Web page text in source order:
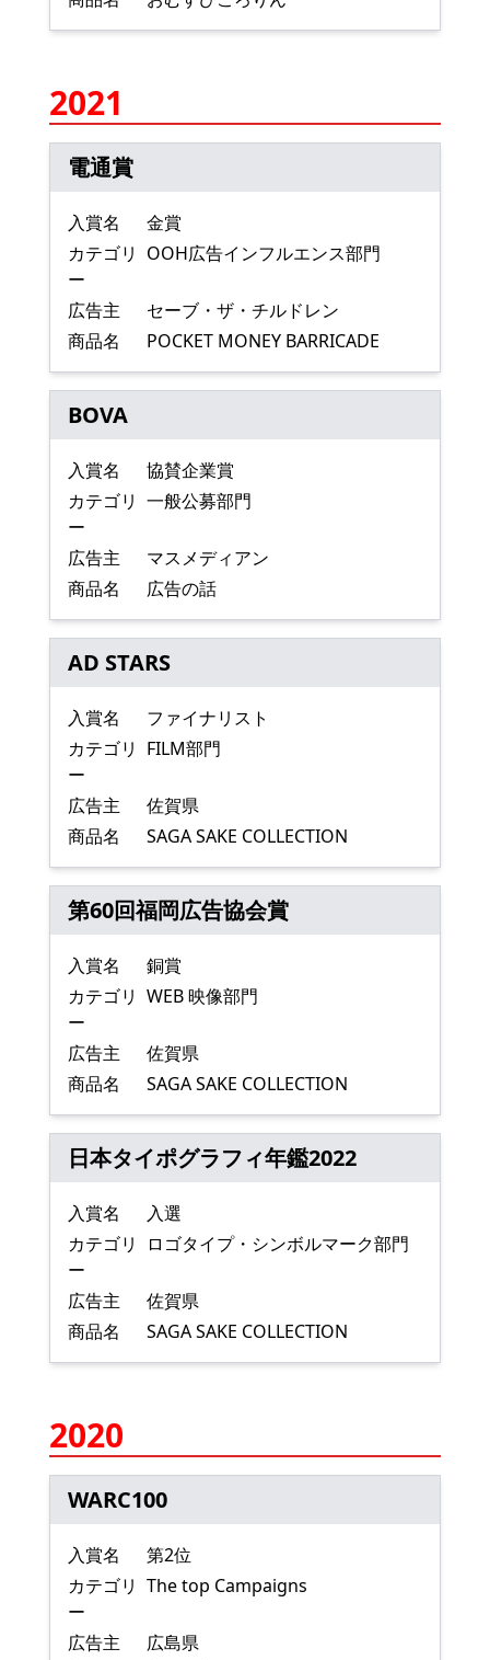
2021
電通賞
入賞名
金賞
カテゴリ
ー
OOH広告インフルエンス部門
広告主
セーブ・ザ・チルドレン
商品名
POCKET MONEY BARRICADE
BOVA
入賞名
協賛企業賞
カテゴリ
ー
一般公募部門
広告主
マスメディアン
商品名
広告の話
AD STARS
入賞名
ファイナリスト
カテゴリ
ー
FILM部門
広告主
佐賀県
商品名
SAGA SAKE COLLECTION
第60回福岡広告協会賞
入賞名
銅賞
カテゴリ
ー
WEB 映像部門
広告主
佐賀県
商品名
SAGA SAKE COLLECTION
日本タイポグラフィ年鑑2022
入賞名
入選
カテゴリ
ー
ロゴタイプ・シンボルマーク部門
広告主
佐賀県
商品名
SAGA SAKE COLLECTION
2020
WARC100
入賞名
第2位
カテゴリ
ー
The top Campaigns
広告主
広島県